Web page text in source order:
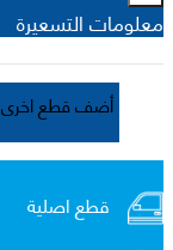
معلومات التسعيرة
أضف قطع اخرى
قطع اصلية